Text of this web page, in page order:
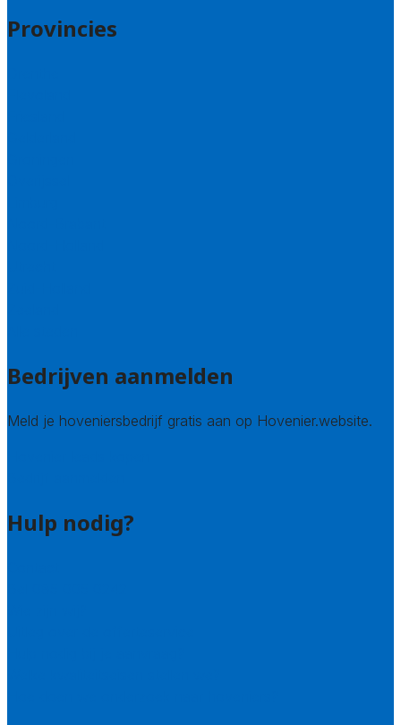
Provincies
Bedrijven aanmelden
Meld je hoveniersbedrijf gratis aan op Hovenier.website.
Hulp nodig?